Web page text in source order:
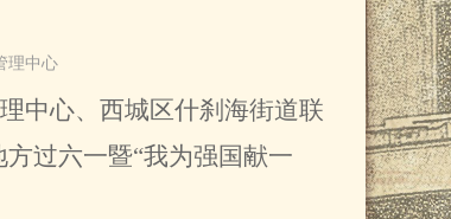
理中心
中心、西城区什刹海街道联
过六一暨“我为强国献一